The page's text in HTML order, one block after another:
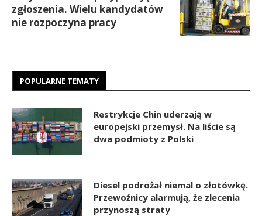
zgłoszenia. Wielu kandydatów
nie rozpoczyna pracy
POPULARNE TEMATY
Restrykcje Chin uderzają w
europejski przemysł. Na liście są
dwa podmioty z Polski
Diesel podrożał niemal o złotówkę.
Przewoźnicy alarmują, że zlecenia
przynoszą straty